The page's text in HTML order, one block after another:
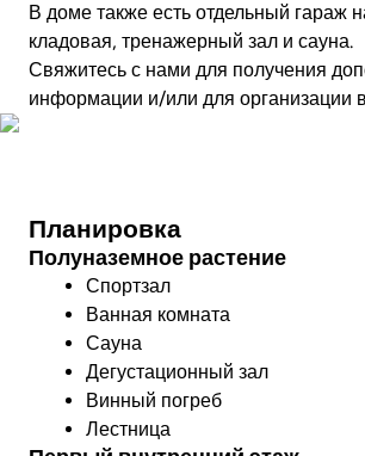
В доме также есть отдельный гараж
кладовая, тренажерный зал и сауна.
Свяжитесь с нами для получения
информации и/или для организации
Планировка
Полуназемное растение
Спортзал
Ванная комната
Сауна
Дегустационный зал
Винный погреб
Лестница